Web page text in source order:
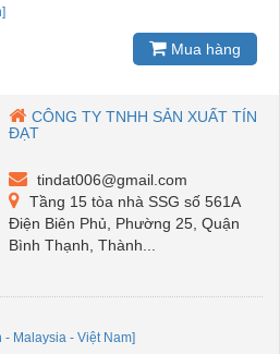
Mua hàng
CÔNG TY TNHH SẢN XUẤT TÍN
ĐẠT
tindat006@gmail.com
Tầng 15 tòa nhà SSG số 561A
Điện Biên Phủ, Phường 25, Quận
Bình Thạnh, Thành...
- Malaysia - Việt Nam]